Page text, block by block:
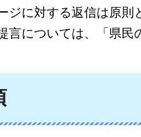
ジに対する返信は原則
言については、「県民